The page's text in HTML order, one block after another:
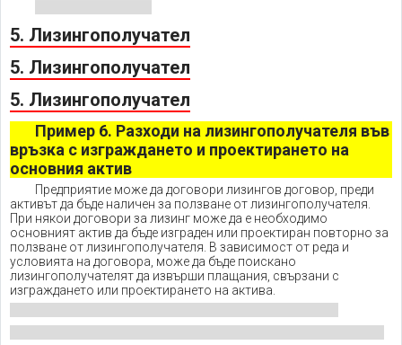
5. Лизингополучател
5. Лизингополучател
5. Лизингополучател
Пример 6. Разходи на лизингополучателя във
връзка с изграждането и проектирането на
основния актив
Предприятие може да договори лизингов договор, преди
активът да бъде наличен за ползване от лизингополучателя.
При някои договори за лизинг може да е необходимо
основният актив да бъде изграден или проектиран повторно за
ползване от лизингополучателя. В зависимост от реда и
условията на договора, може да бъде поискано
лизингополучателят да извърши плащания, свързани с
изграждането или проектирането на актива.